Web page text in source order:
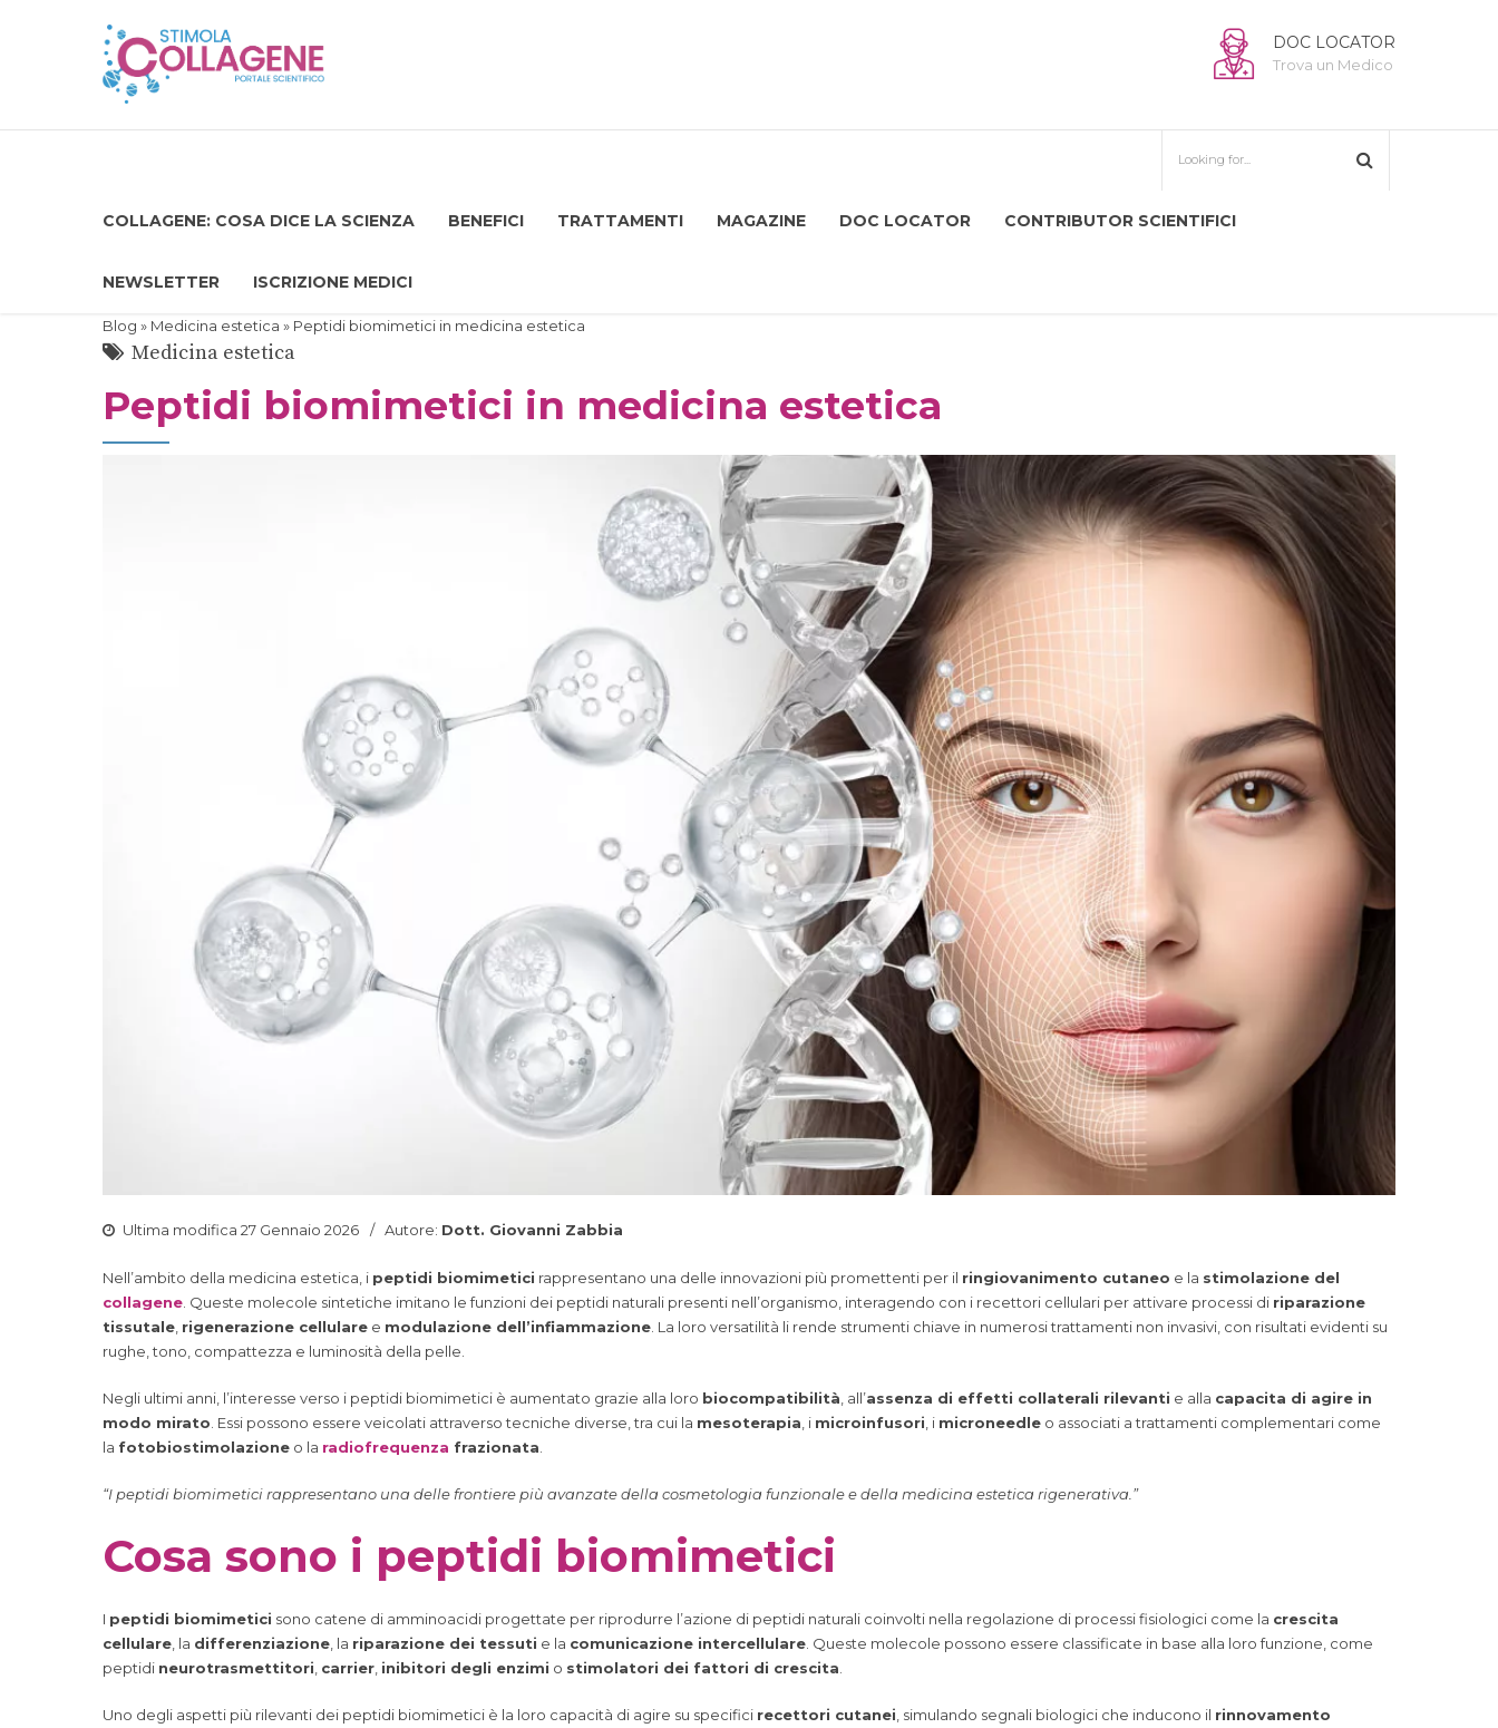
DOC LOCATOR
Trova un Medico
COLLAGENE: COSA DICE LA SCIENZA BENEFICI TRATTAMENTI MAGAZINE DOC LOCATOR CONTRIBUTOR SCIENTIFICI
NEWSLETTER ISCRIZIONE MEDICI
Blog » Medicina estetica » Peptidi biomimetici in medicina estetica
Medicina estetica
Peptidi biomimetici in medicina estetica
Ultima modifica 27 Gennaio 2026 Autore: Dott. Giovanni Zabbia
Nell’ambito della medicina estetica, i peptidi biomimetici rappresentano una delle innovazioni più promettenti per il ringiovanimento cutaneo e la stimolazione del
collagene . Queste molecole sintetiche imitano le funzioni dei peptidi naturali presenti nell’organismo, interagendo con i recettori cellulari per attivare processi di riparazione
tissutale rigenerazione cellulare e modulazione dell’infiammazione . La loro versatilità li rende strumenti chiave in numerosi trattamenti non invasivi, con risultati evidenti su
rughe, tono, compattezza e luminosità della pelle.
Negli ultimi anni, l’interesse verso i peptidi biomimetici è aumentato grazie alla loro biocompatibilità , all’assenza di effetti collaterali rilevanti e alla capacita di agire in
modo mirato . Essi possono essere veicolati attraverso tecniche diverse, tra cui la mesoterapia , i microinfusori , i microneedle o associati a trattamenti complementari come
la fotobiostimolazione o la radiofrequenza frazionata
“I peptidi biomimetici rappresentano una delle frontiere più avanzate della cosmetologia funzionale e della medicina estetica rigenerativa.”
Cosa sono i peptidi biomimetici
I peptidi biomimetici sono catene di amminoacidi progettate per riprodurre l’azione di peptidi naturali coinvolti nella regolazione di processi fisiologici come la crescita
cellulare , la differenziazione , la riparazione dei tessuti e la comunicazione intercellulare . Queste molecole possono essere classificate in base alla loro funzione, come
peptidi neurotrasmettitori carrier inibitori degli enzimi o stimolatori dei fattori di crescita
Uno degli aspetti più rilevanti dei peptidi biomimetici è la loro capacità di agire su specifici recettori cutanei , simulando segnali biologici che inducono il rinnovamento